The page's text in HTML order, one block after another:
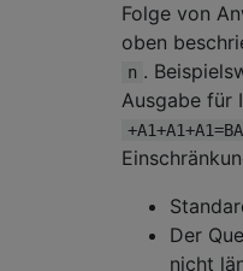
Folge von
oben
n .
Ausgabe für
Der
nicht